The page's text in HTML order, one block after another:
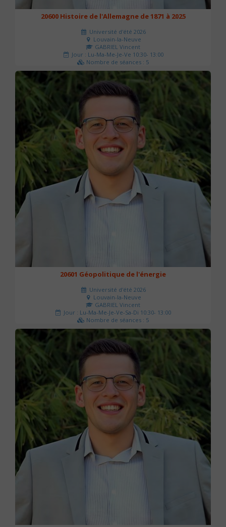
20600 Histoire de l'Allemagne de 1871 à 2025
Université d'été 2026
Louvain-la-Neuve
GABRIEL Vincent
Jour : Lu-Ma-Me-Je-Ve 10:30- 13:00
Nombre de séances : 5
120 €
20601 Géopolitique de l'énergie
Université d'été 2026
Louvain-la-Neuve
GABRIEL Vincent
Jour : Lu-Ma-Me-Je-Ve-Sa-Di 10:30- 13:00
Nombre de séances : 5
120 €